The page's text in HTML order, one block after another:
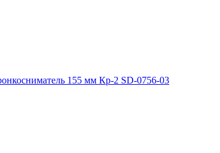
155 мм Кр-2 SD-0756-03